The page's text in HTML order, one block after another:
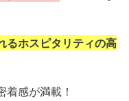
るホスピタリティの高
感が満載！